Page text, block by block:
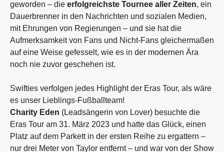
geworden – die erfolgreichste Tournee aller Zeiten, ein
Dauerbrenner in den Nachrichten und sozialen Medien,
mit Ehrungen von Regierungen – und sie hat die
Aufmerksamkeit von Fans und Nicht-Fans gleichermaßen
auf eine Weise gefesselt, wie es in der modernen Ära
noch nie zuvor geschehen ist.
Swifties verfolgen jedes Highlight der Eras Tour, als wäre
es unser Lieblings-Fußballteam!
Charity Eden (Leadsängerin von Lover) besuchte die
Eras Tour am 31. März 2023 und hatte das Glück, einen
Platz auf dem Parkett in der ersten Reihe zu ergattern –
nur drei Meter von Taylor entfernt – und war von der Show